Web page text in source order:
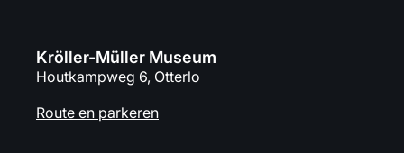
Kröller-Müller Museum
Houtkampweg 6, Otterlo
Route en parkeren